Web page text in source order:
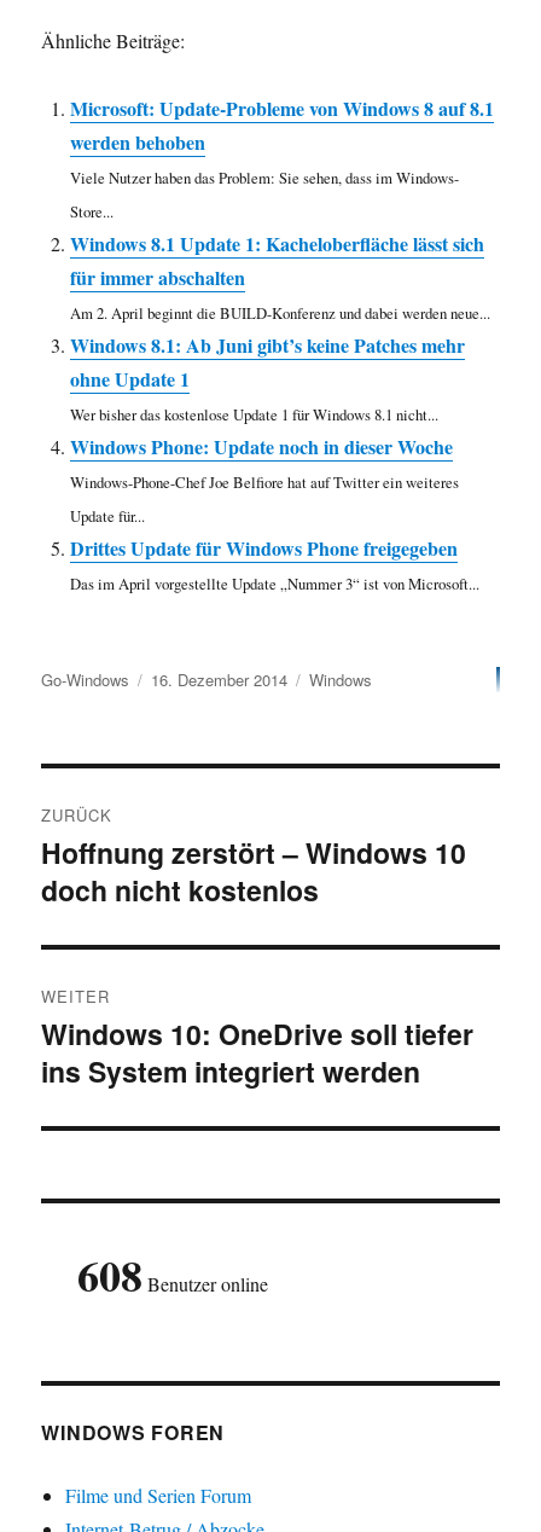
Ähnliche Beiträge:
Microsoft: Update-Probleme von Windows 8 auf 8.1
werden behoben
Viele Nutzer haben das Problem: Sie sehen, dass im Windows-
Store...
Windows 8.1 Update 1: Kacheloberfläche lässt sich
für immer abschalten
Am 2. April beginnt die BUILD-Konferenz und dabei werden neue...
Windows 8.1: Ab Juni gibt’s keine Patches mehr
ohne Update 1
Wer bisher das kostenlose Update 1 für Windows 8.1 nicht...
Windows Phone: Update noch in dieser Woche
Windows-Phone-Chef Joe Belfiore hat auf Twitter ein weiteres
Update für...
Drittes Update für Windows Phone freigegeben
Das im April vorgestellte Update „Nummer 3“ ist von Microsoft...
Autor
Go-Windows
Veröffentlicht
16. Dezember 2014 Kategorien
Windows
ZURÜCK
Vorheriger
Beitrag:
Hoffnung zerstört – Windows 10
doch nicht kostenlos
WEITER
Nächster
Beitrag:
Windows 10: OneDrive soll tiefer
ins System integriert werden
608 Benutzer online
WINDOWS FOREN
Filme und Serien Forum